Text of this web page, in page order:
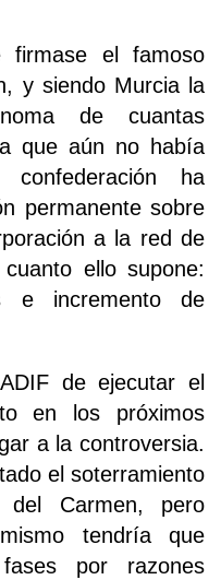
el famoso
y siendo Murcia la
de cuantas
que aún no había
ha
permanente sobre
a la red de
ello supone:
e incremento de
de ejecutar el
en los próximos
a la controversia.
el soterramiento
Carmen, pero
tendría que
por razones